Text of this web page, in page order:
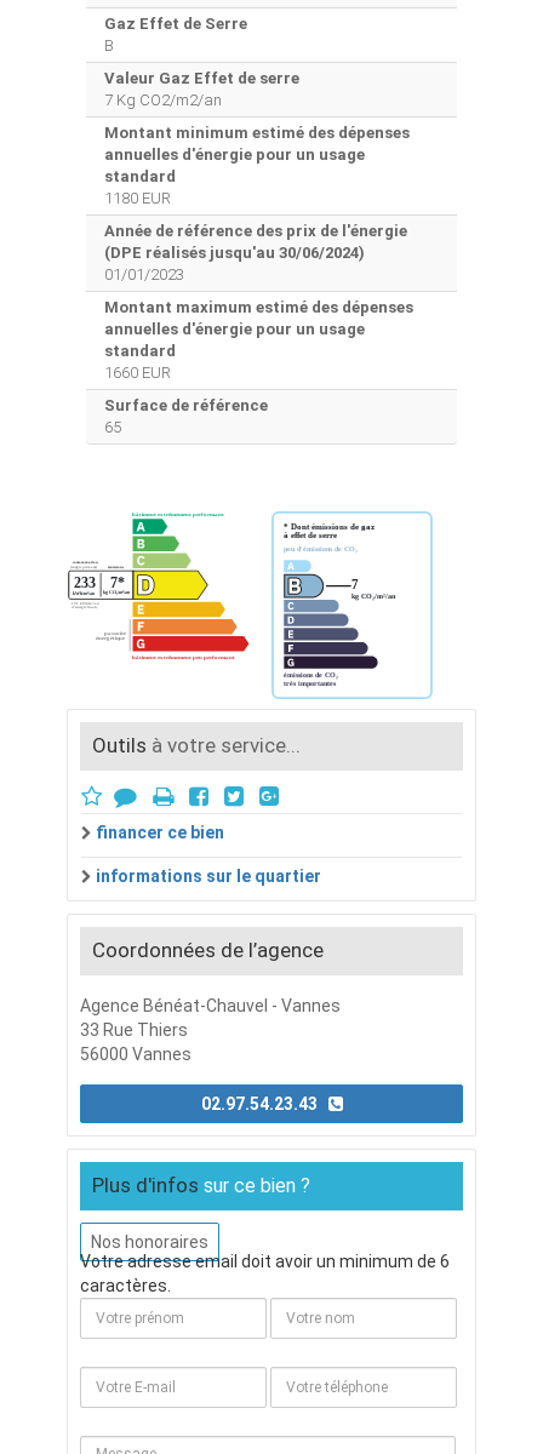
Gaz Effet de Serre
B
Valeur Gaz Effet de serre
7 Kg CO2/m2/an
Montant minimum estimé des dépenses
annuelles d'énergie pour un usage
standard
1180 EUR
Année de référence des prix de l'énergie
(DPE réalisés jusqu'au 30/06/2024)
01/01/2023
Montant maximum estimé des dépenses
annuelles d'énergie pour un usage
standard
1660 EUR
Surface de référence
65
Outils à votre service...
financer ce bien
informations sur le quartier
Coordonnées de l’agence
Agence Bénéat-Chauvel - Vannes
33 Rue Thiers
56000 Vannes
Plus d'infos sur ce bien ?
Nos honoraires
Votre adresse email doit avoir un minimum de 6
caractères.